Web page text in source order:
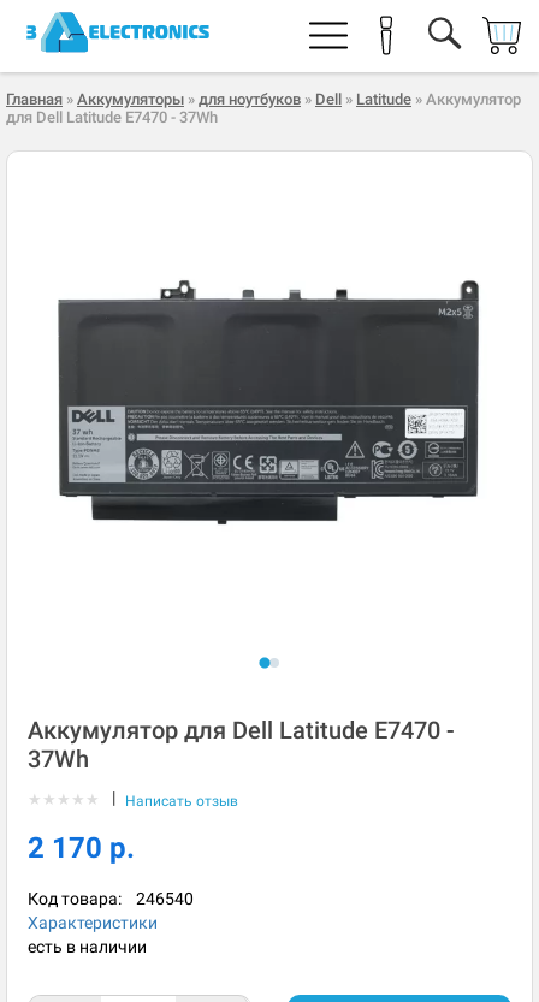
Главная » Аккумуляторы » для ноутбуков » Dell » Latitude » Аккумулятор
для Dell Latitude E7470 - 37Wh
Аккумулятор для Dell Latitude E7470 -
37Wh
★ ★ ★ ★ ★ | Написать отзыв
2 170 р.
Код товара: 246540
Характеристики
есть в наличии